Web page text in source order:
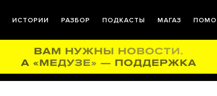
ИСТОРИИ РАЗБОР ПОДКАСТЫ МАГАЗ